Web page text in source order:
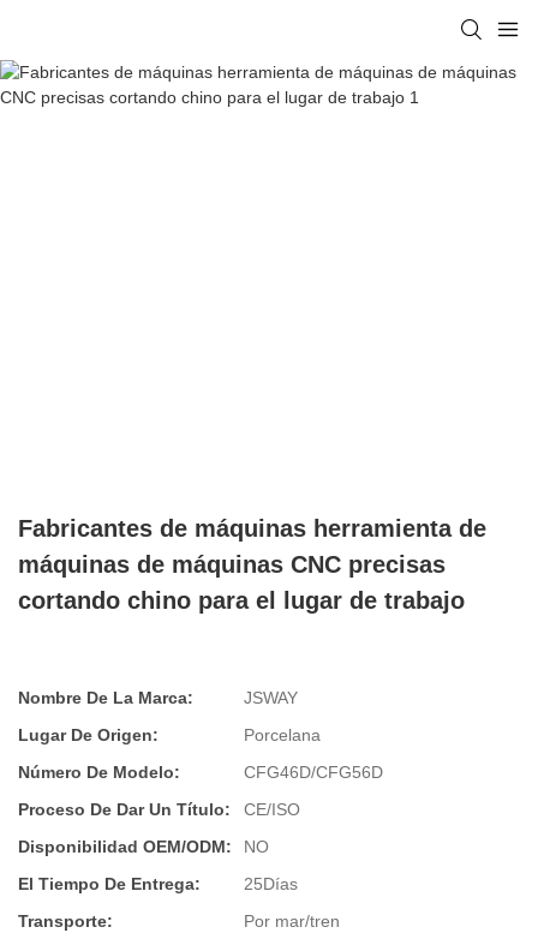
Fabricantes de máquinas herramienta de
máquinas de máquinas CNC precisas
cortando chino para el lugar de trabajo
Nombre De La Marca:
JSWAY
Lugar De Origen:
Porcelana
Número De Modelo:
CFG46D/CFG56D
Proceso De Dar Un Título:
CE/ISO
Disponibilidad OEM/ODM:
NO
El Tiempo De Entrega:
25Días
Transporte:
Por mar/tren